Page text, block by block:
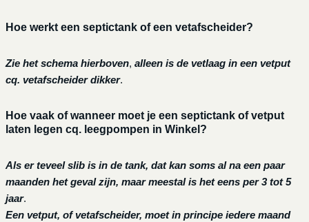
Hoe werkt een septictank of een vetafscheider?
Zie het schema hierboven, alleen is de vetlaag in een vetput
cq. vetafscheider dikker.
Hoe vaak of wanneer moet je een septictank of vetput
laten legen cq. leegpompen in Winkel?
Als er teveel slib is in de tank, dat kan soms al na een paar
maanden het geval zijn, maar meestal is het eens per 3 tot 5
jaar.
Een vetput, of vetafscheider, moet in principe iedere maand